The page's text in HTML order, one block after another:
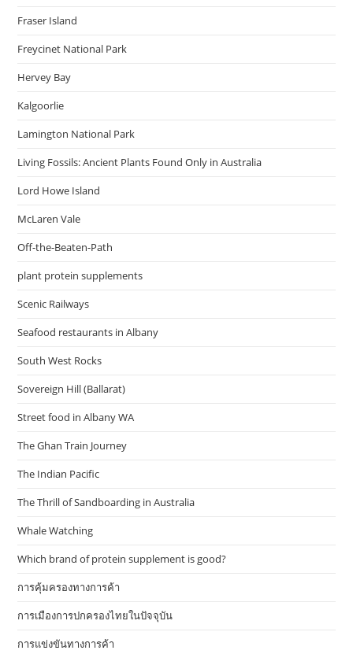
Fraser Island
Freycinet National Park
Hervey Bay
Kalgoorlie
Lamington National Park
Living Fossils: Ancient Plants Found Only in Australia
Lord Howe Island
McLaren Vale
Off-the-Beaten-Path
plant protein supplements
Scenic Railways
Seafood restaurants in Albany
South West Rocks
Sovereign Hill (Ballarat)
Street food in Albany WA
The Ghan Train Journey
The Indian Pacific
The Thrill of Sandboarding in Australia
Whale Watching
Which brand of protein supplement is good?
การคุ้มครองทางการค้า
การเมืองการปกครองไทยในปัจจุบัน
การแข่งขันทางการค้า